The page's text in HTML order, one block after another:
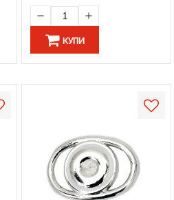
КУПИ